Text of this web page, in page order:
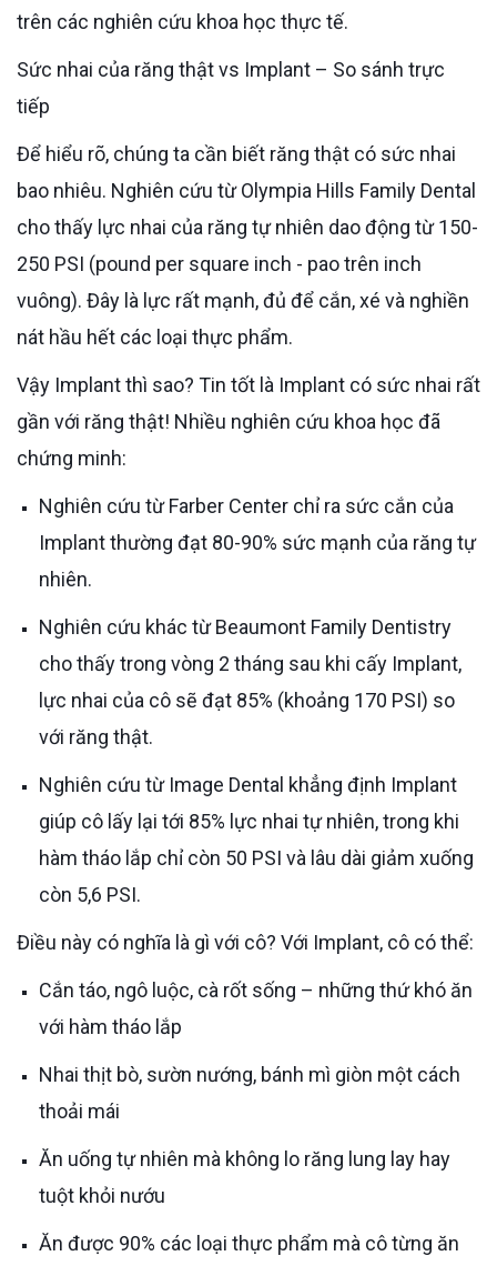
trên các nghiên cứu khoa học thực tế.
Sức nhai của răng thật vs Implant – So sánh trực
tiếp
Để hiểu rõ, chúng ta cần biết răng thật có sức nhai
bao nhiêu. Nghiên cứu từ Olympia Hills Family Dental
cho thấy lực nhai của răng tự nhiên dao động từ 150-
250 PSI (pound per square inch - pao trên inch
vuông). Đây là lực rất mạnh, đủ để cắn, xé và nghiền
nát hầu hết các loại thực phẩm.
Vậy Implant thì sao? Tin tốt là Implant có sức nhai rất
gần với răng thật! Nhiều nghiên cứu khoa học đã
chứng minh:
Nghiên cứu từ Farber Center chỉ ra sức cắn của
Implant thường đạt 80-90% sức mạnh của răng tự
nhiên.
Nghiên cứu khác từ Beaumont Family Dentistry
cho thấy trong vòng 2 tháng sau khi cấy Implant,
lực nhai của cô sẽ đạt 85% (khoảng 170 PSI) so
với răng thật.
Nghiên cứu từ Image Dental khẳng định Implant
giúp cô lấy lại tới 85% lực nhai tự nhiên, trong khi
hàm tháo lắp chỉ còn 50 PSI và lâu dài giảm xuống
còn 5,6 PSI.
Điều này có nghĩa là gì với cô? Với Implant, cô có thể:
Cắn táo, ngô luộc, cà rốt sống – những thứ khó ăn
với hàm tháo lắp
Nhai thịt bò, sườn nướng, bánh mì giòn một cách
thoải mái
Ăn uống tự nhiên mà không lo răng lung lay hay
tuột khỏi nướu
Ăn được 90% các loại thực phẩm mà cô từng ăn